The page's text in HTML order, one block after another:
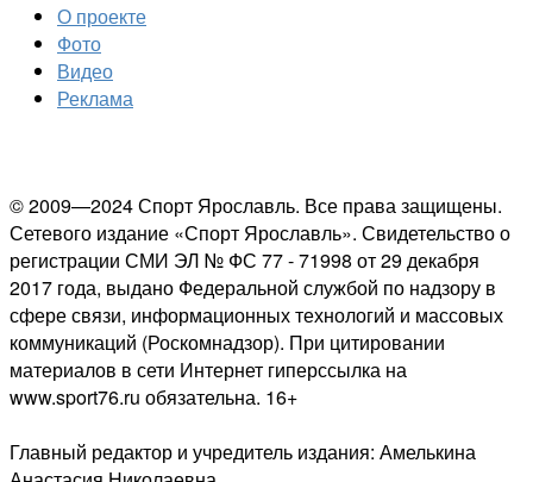
О проекте
Фото
Видео
Реклама
© 2009—2024 Спорт Ярославль. Все права защищены.
Сетевого издание «Спорт Ярославль». Свидетельство о
регистрации СМИ ЭЛ № ФС 77 - 71998 от 29 декабря
2017 года, выдано Федеральной службой по надзору в
сфере связи, информационных технологий и массовых
коммуникаций (Роскомнадзор). При цитировании
материалов в сети Интернет гиперссылка на
www.sport76.ru обязательна. 16+
Главный редактор и учредитель издания: Амелькина